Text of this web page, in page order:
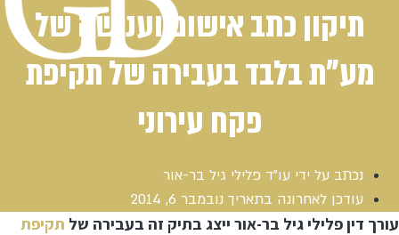
תיקון כתב אישום וענישה של
מע"ת בלבד בעבירה של תקיפת
פקח עירוני
נכתב על ידי עו"ד פלילי גיל בר-אור
עודכן לאחרונה בתאריך נובמבר 6, 2014
עורך דין פלילי גיל בר-אור ייצג בתיק זה בעבירה של תקיפת